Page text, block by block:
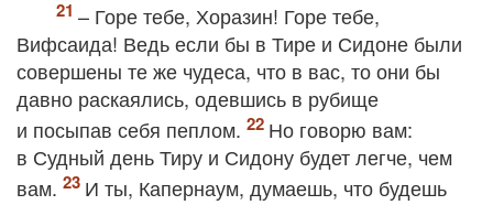
– Горе тебе, Хоразин! Горе тебе,
Вифсаида! Ведь если бы в Тире и Сидоне были
совершены те же чудеса, что в вас, то они бы
давно раскаялись, одевшись в рубище
и посыпав себя пеплом.
Но говорю вам:
в Судный день Тиру и Сидону будет легче, чем
вам.
И ты, Капернаум, думаешь, что будешь